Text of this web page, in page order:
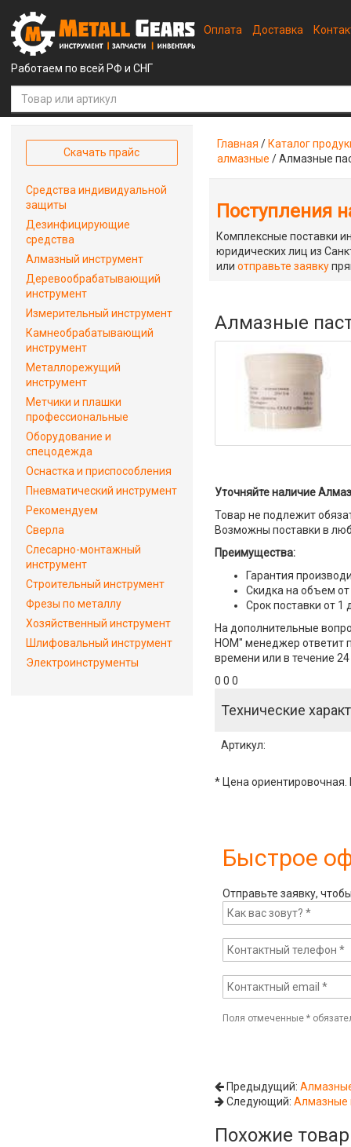
Работаем по всей РФ и СНГ
Оплата Доставка
Главная / Каталог
алмазные /Алмазные
Поступления
Комплексные поставки
юридических лиц из
илиотправьте заявку
Алмазные
Уточняйте наличие
Товар не подлежит
Возможны поставки в
Преимущества:
Гарантия
Скидка на объем от
Срок поставки от 1
На дополнительные
НОМ" менеджер ответит
времени или в течение
0 0 0
Технические
Артикул:
* Цена ориентировочная.
Быстрое
Отправьте заявку,
Поля отмеченные*
Предыдущий:
Следующий:Алмазные
Похожие
Скачать прайс
Средства индивидуальной
защиты
Дезинфицирующие
средства
Алмазный инструмент
Деревообрабатывающий
инструмент
Измерительный инструмент
Камнеобрабатывающий
инструмент
Металлорежущий
инструмент
Метчики и плашки
профессиональные
Оборудование и
спецодежда
Оснастка и приспособления
Пневматический инструмент
Рекомендуем
Сверла
Слесарно-монтажный
инструмент
Строительный инструмент
Фрезы по металлу
Хозяйственный инструмент
Шлифовальный инструмент
Электроинструменты